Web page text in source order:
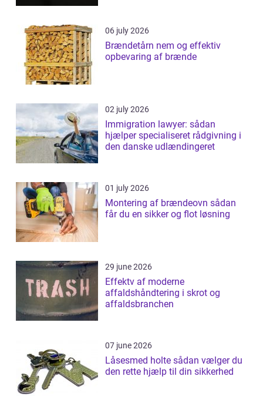
06 july 2026
Brændetårn nem og effektiv
opbevaring af brænde
02 july 2026
Immigration lawyer: sådan
hjælper specialiseret rådgivning i
den danske udlændingeret
01 july 2026
Montering af brændeovn sådan
får du en sikker og flot løsning
29 june 2026
Effektv af moderne
affaldshåndtering i skrot og
affaldsbranchen
07 june 2026
Låsesmed holte sådan vælger du
den rette hjælp til din sikkerhed